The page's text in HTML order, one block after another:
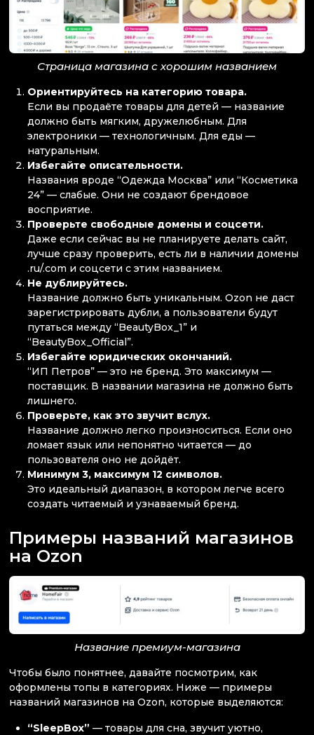
Страница магазина с хорошим названием
Ориентируйтесь на категорию товара.
Если вы продаёте товары для детей — название
должно быть мягким, дружелюбным. Для
электроники — технологичным. Для еды —
натуральным.
Избегайте описательности.
Названия вроде “Одежда Москва” или “Косметика
24” — слабые. Они не создают брендовое
восприятие.
Проверьте свободные домены и соцсети.
Даже если сейчас вы не планируете делать сайт,
лучше сразу проверить, есть ли в наличии домены
.ru/.com и соцсети с этим названием.
Не дублируйтесь.
Название должно быть уникальным. Ozon не даст
зарегистрировать дубли, а пользователи будут
путаться между “BeautyBox_1” и
“BeautyBox_Official”.
Избегайте юридических окончаний.
“ИП Петров” — это не бренд. Это максимум —
поставщик. В названии магазина не должно быть
лишнего.
Проверьте, как это звучит вслух.
Название должно легко произноситься. Если оно
ломает язык или непонятно читается — до
пользователя оно не дойдёт.
Минимум 3, максимум 12 символов.
Это идеальный диапазон, в котором легче всего
создать читаемый и узнаваемый бренд.
Примеры названий магазинов
на Ozon
Название премиум-магазина
Чтобы было понятнее, давайте посмотрим, как
оформлены топы в категориях. Ниже — примеры
названий магазинов на Ozon, которые выделяются:
“SleepBox” — товары для сна, звучит уютно,